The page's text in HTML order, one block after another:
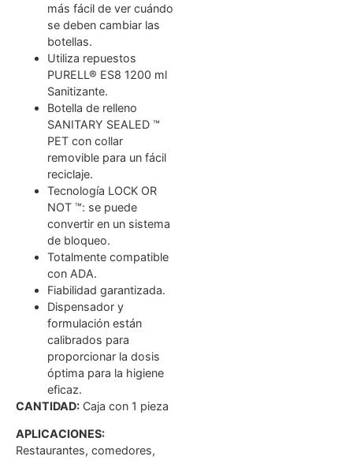
más fácil de ver cuándo
se deben cambiar las
botellas.
Utiliza repuestos
PURELL® ES8 1200 ml
Sanitizante.
Botella de relleno
SANITARY SEALED ™
PET con collar
removible para un fácil
reciclaje.
Tecnología LOCK OR
NOT ™: se puede
convertir en un sistema
de bloqueo.
Totalmente compatible
con ADA.
Fiabilidad garantizada.
Dispensador y
formulación están
calibrados para
proporcionar la dosis
óptima para la higiene
eficaz.
CANTIDAD: Caja con 1 pieza
APLICACIONES:
Restaurantes, comedores,